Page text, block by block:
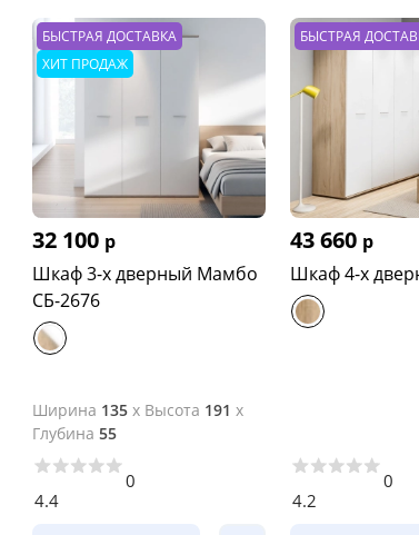
БЫСТРАЯ ДОСТАВКА
ХИТ ПРОДАЖ
32 100 р
Шкаф 3-х дверный Мамбо
СБ-2676
Ширина 135 x Высота 191 x
Глубина 55
4.4
0
БЫСТРАЯ
43 660 р
Шкаф 4-х
4.2
0